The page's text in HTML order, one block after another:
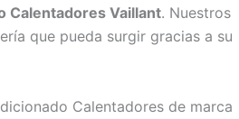
Calentadores Vaillant. Nuestros
que pueda surgir gracias a su
Calentadores de marca